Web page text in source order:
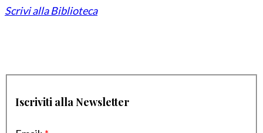
Scrivi alla Biblioteca
Iscriviti alla Newsletter